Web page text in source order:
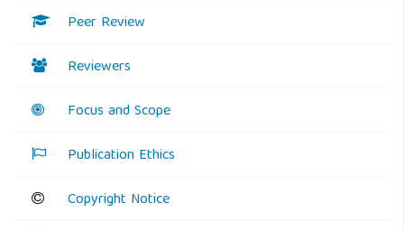
Peer Review
Reviewers
Focus and Scope
Publication Ethics
Copyright Notice